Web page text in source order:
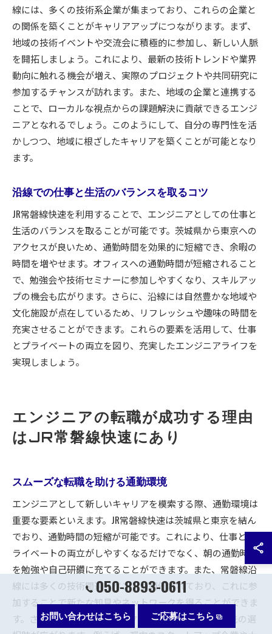
線には、多くの技術系企業が集まっており、これらの企業と
の関係を築くことがキャリアアップにつながります。まず、
地域の技術イベントや交流会に積極的に参加し、新しい人脈
を開拓しましょう。これにより、最新の技術トレンドや業界
動向に触れる機会が増え、実際のプロジェクトや共同研究に
参加するチャンスが訪れます。また、地域の企業と連携する
ことで、ローカルな視点からの課題解決に貢献できるエンジ
ニアとなれるでしょう。このようにして、自分の専門性を活
かしつつ、地域に根ざしたキャリアを築くことが可能となり
ます。
沿線での仕事と生活のバランスを取るコツ
JR常磐線快速を利用することで、エンジニアとしての仕事と
生活のバランスを取ることが可能です。茨城県から東京への
アクセスが良いため、通勤時間を効果的に短縮でき、余暇の
時間を増やせます。オフィスへの通勤時間が短縮されること
で、勉強会や技術セミナーに参加しやすくなり、スキルアッ
プの機会も広がります。さらに、沿線には自然豊かな地域や
文化施設が点在しているため、リフレッシュや趣味の時間を
充実させることができます。これらの要素を活用して、仕事
とプライベートの両立を図り、充実したエンジニアライフを
実現しましょう。
エンジニアの転職が成功する理由
はJR常磐線快速にあり
スムーズな転職を助ける通勤環境
エンジニアとして新しいキャリアを模索する際、通勤環境は
重要な要素といえます。JR常磐線快速は茨城県と東京を結ん
でおり、通勤時間の短縮が可能です。これにより、仕事とプ
ライベートの両立がしやすくなるだけでなく、朝の通勤時間
を勉強や自己研鑽に充てることができます。また、常磐線沿
線には多くの技術関連イベントが開催されており、これに参
加することで新たな知見やネットワークを得ることができま
す。さらに、東京都心へのアクセスが良いため、転職先の選
050-8893-0611
お問い合わせはこちら ご応募はこちら